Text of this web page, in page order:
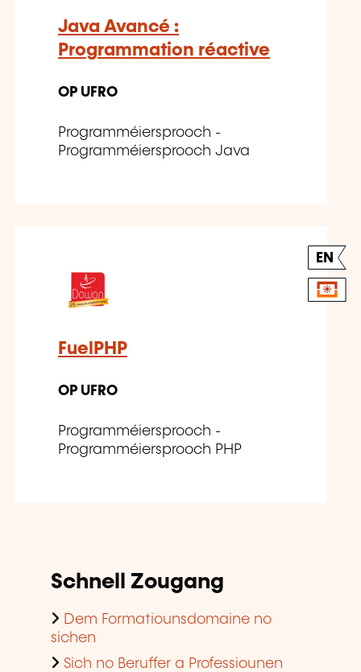
Java Avancé :
Programmation réactive
OP UFRO
Programméiersprooch -
Programméiersprooch Java
EN
FuelPHP
OP UFRO
Programméiersprooch -
Programméiersprooch PHP
Schnell Zougang
Dem Formatiounsdomaine no
sichen
Sich no Beruffer a Professiounen